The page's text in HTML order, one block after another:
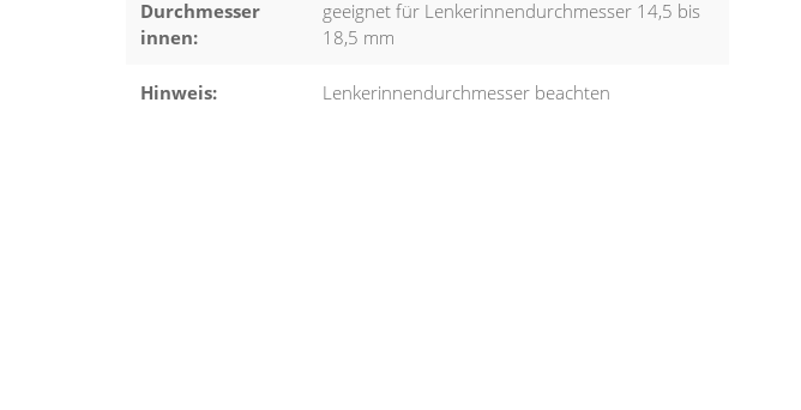
Durchmesser
innen:
geeignet für Lenkerinnendurchmesser 14,5 bis
18,5 mm
Hinweis: Lenkerinnendurchmesser beachten